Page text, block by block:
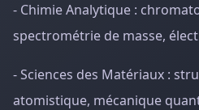
- Chimie Analytique :
spectrométrie de masse,
- Sciences des Matériaux :
atomistique, mécanique